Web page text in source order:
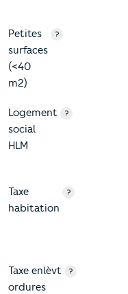
Petites
surfaces
(<40
m2)
?
Logement
social
HLM
?
Taxe
habitation
?
Taxe enlèvt
ordures
?